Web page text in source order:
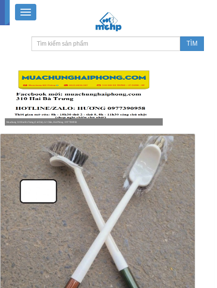
Muachung 310 Hai Bà Trưng (Cát Dài), Lê Chân, Hải Phòng / 0977390958